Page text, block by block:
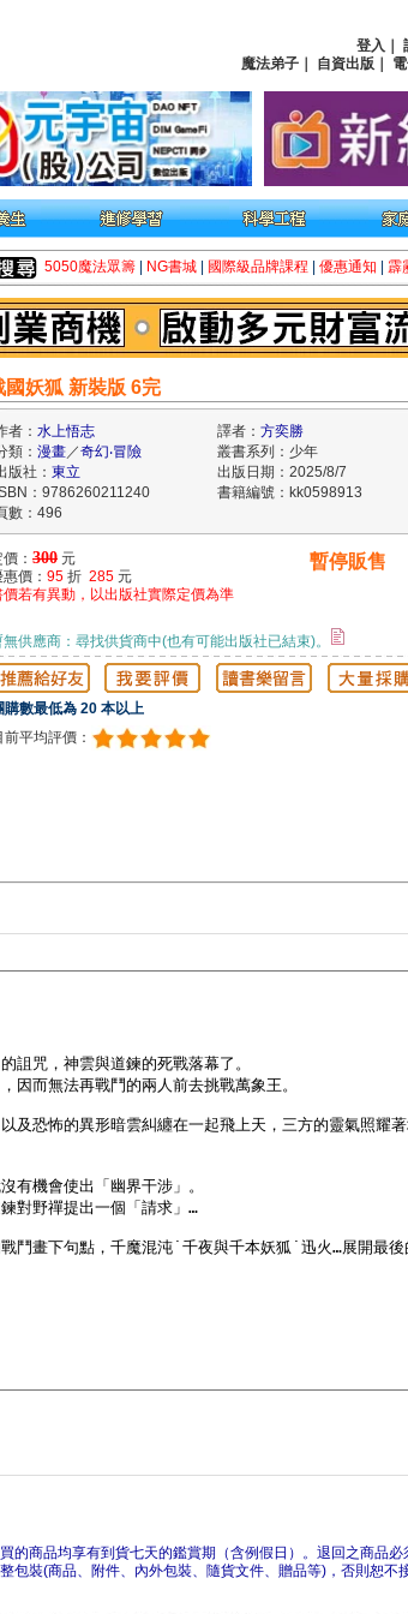
登入
魔法弟子
自資出版
5050魔法眾籌 NG書城 國際級品牌課程 優惠通知 霹
國妖狐 新裝版 6完
者： 水上悟志 譯者： 方奕勝
類： 漫畫／奇幻‧冒險
叢書系列：少年
版社： 東立
出版日期：2025/8/7
：9786260211240
書籍編號：kk0598913
數：496
： 300 元
價： 95 折 285 元
價若有異動，以出版社實際定價為準
暫停販售
無供應商：尋找供貨商中(也有可能出版社已結束)。
購數最低為 20 本以上
前平均評價：
的商品均享有到貨七天的鑑賞期（含例假日）。退回之商品
包裝(商品、附件、內外包裝、隨貨文件、贈品等)，否則恕不